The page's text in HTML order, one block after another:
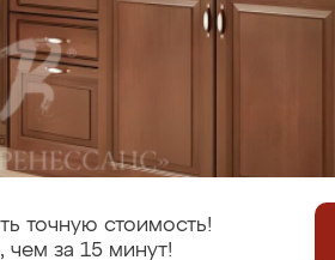
точную стоимость!
за 15 минут!